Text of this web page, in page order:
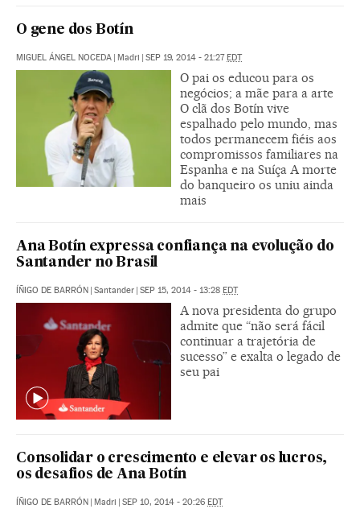
O gene dos Botín
MIGUEL ÁNGEL NOCEDA | Madri | SEP 19, 2014 - 21:27EDT
O pai os educou para os
negócios; a mãe para a arte
O clã dos Botín vive
espalhado pelo mundo, mas
todos permanecem fiéis aos
compromissos familiares na
Espanha e na Suíça A morte
do banqueiro os uniu ainda
mais
Ana Botín expressa confiança na evolução do
Santander no Brasil
ÍÑIGO DE BARRÓN | Santander | SEP 15, 2014 - 13:28 EDT
A nova presidenta do grupo
admite que “não será fácil
continuar a trajetória de
sucesso” e exalta o legado de
seu pai
Consolidar o crescimento e elevar os lucros,
os desafios de Ana Botín
ÍÑIGO DE BARRÓN | Madri | SEP 10, 2014 - 20:26 EDT